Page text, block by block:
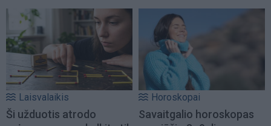
Laisvalaikis
Ši užduotis atrodo
Horoskopai
Savaitgalio horoskopas